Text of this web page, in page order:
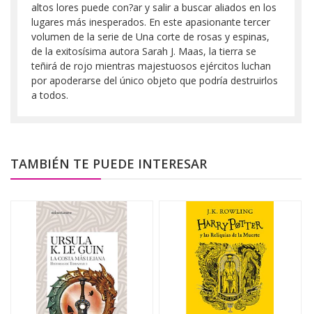
altos lores puede con?ar y salir a buscar aliados en los
lugares más inesperados. En este apasionante tercer
volumen de la serie de Una corte de rosas y espinas,
de la exitosísima autora Sarah J. Maas, la tierra se
teñirá de rojo mientras majestuosos ejércitos luchan
por apoderarse del único objeto que podría destruirlos
a todos.
TAMBIÉN TE PUEDE INTERESAR